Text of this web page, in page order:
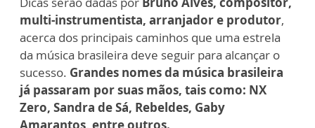
multi-instrumentista, arranjador e produtor,
acerca dos principais caminhos que uma estrela
da música brasileira deve seguir para alcançar o
sucesso. Grandes nomes da música brasileira
já passaram por suas mãos, tais como: NX
Zero, Sandra de Sá, Rebeldes, Gaby